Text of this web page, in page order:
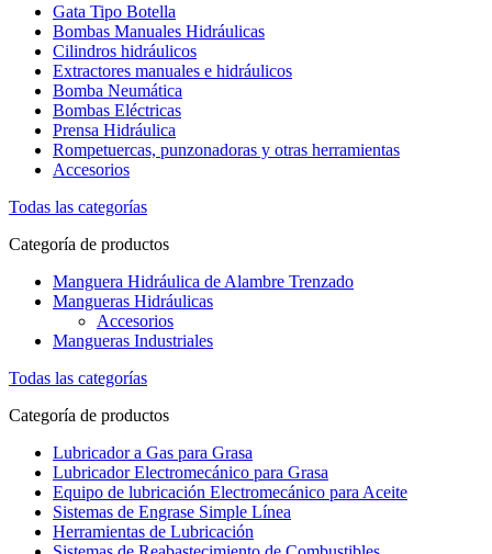
Gata Tipo Botella
Bombas Manuales Hidráulicas
Cilindros hidráulicos
Extractores manuales e hidráulicos
Bomba Neumática
Bombas Eléctricas
Prensa Hidráulica
Rompetuercas, punzonadoras y otras herramientas
Accesorios
Todas las categorías
Categoría de productos
Manguera Hidráulica de Alambre Trenzado
Mangueras Hidráulicas
Accesorios
Mangueras Industriales
Todas las categorías
Categoría de productos
Lubricador a Gas para Grasa
Lubricador Electromecánico para Grasa
Equipo de lubricación Electromecánico para Aceite
Sistemas de Engrase Simple Línea
Herramientas de Lubricación